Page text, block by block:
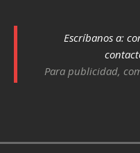
Escríbanos a:
Para publicidad,